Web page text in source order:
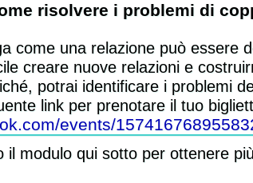
risolvere i problemi di
come una relazione può essere
creare nuove relazioni e
potrai identificare i problemi
link per prenotare il tuo
events/
il modulo qui sotto per ottenere